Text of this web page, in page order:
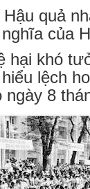
quả
của
hại khó
lệch
ngày 8